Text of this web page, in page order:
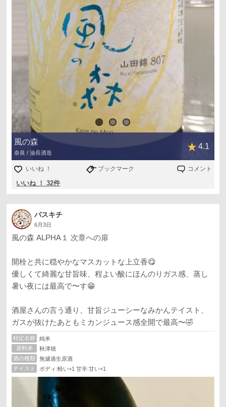
風の森
奈良 / 油長酒造
4.1
いいね ！ ブックマーク コメント
いいね ！ 32件
バスキチ
6月3日
風の森 ALPHA１ 次章への扉
開栓と共に穏やかなマスカットな上立香😋
優しくて綺麗な甘旨味、程よい酸にほんのりガス感、蒸し
暑い夜には最高で〜す😁
酒屋さんの言う通り、甘旨ジューシーなみかんテイスト、
ガスが抜けたあともミカンジュース感全開で最高〜🤣
特定名称
純米
原料米
秋津穂
酒の種類
無濾過生原酒
テイスト
ボディ:軽い+1 甘辛:甘い+1